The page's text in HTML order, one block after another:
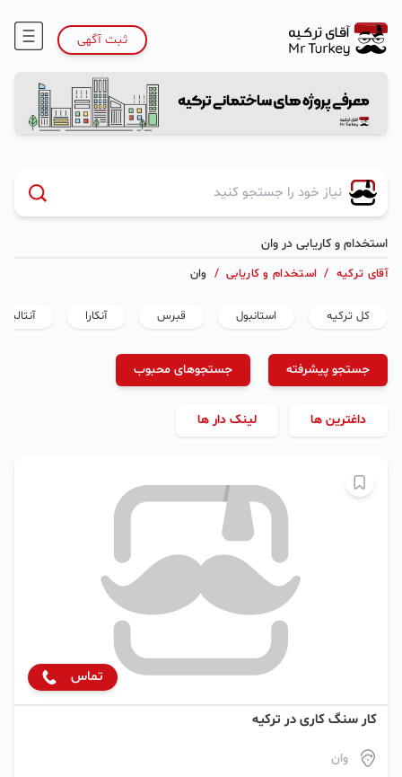
ثبت آگهی
استخدام و کاریابی در وان
آقای ترکیه / استخدام و کاریابی / وان
کل ترکیه استانبول قبرس آنکارا آنتالیا
جستجو پیشرفته جستجوهای محبوب
داغترین ها لینک دار ها
تماس
کار سنگ کاری در ترکیه
وان